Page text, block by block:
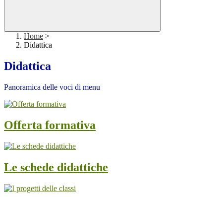
Home >
Didattica
Didattica
Panoramica delle voci di menu
Offerta formativa
Le schede didattiche